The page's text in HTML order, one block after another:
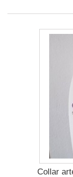
Collar